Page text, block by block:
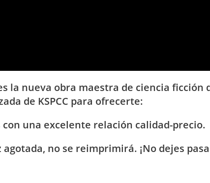
la nueva obra maestra de ciencia ficción
de KSPCC para ofrecerte:
una excelente relación calidad-precio.
agotada, no se reimprimirá. ¡No dejes